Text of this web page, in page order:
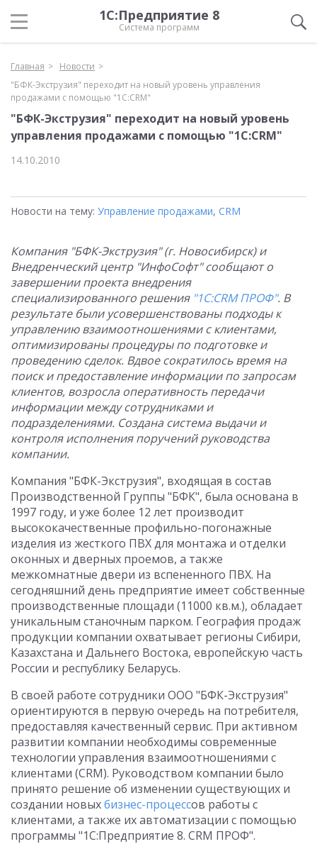
1С:Предприятие 8
Система программ
Главная
Новости
"БФК-Экструзия" переходит на новый уровень управления
продажами с помощью "1С:CRM"
"БФК-Экструзия" переходит на новый уровень
управления продажами с помощью "1С:CRM"
14.10.2010
Новости на тему: Управление продажами, CRM
Компания "БФК-Экструзия" (г. Новосибирск) и
Внедренческий центр "ИнфоСофт" сообщают о
завершении проекта внедрения
специализированного решения "1С:CRM ПРОФ". В
результате были усовершенствованы подходы к
управлению взаимоотношениями с клиентами,
оптимизированы процедуры по подготовке и
проведению сделок. Вдвое сократилось время на
поиск и предоставление информации по запросам
клиентов, возросла оперативность передачи
информации между сотрудниками и
подразделениями. Создана система выдачи и
контроля исполнения поручений руководства
компании.
Компания "БФК-Экструзия", входящая в состав
Производственной Группы "БФК", была основана в
1997 году, и уже более 12 лет производит
высококачественные профильно-погонажные
изделия из жесткого ПВХ для монтажа и отделки
оконных и дверных проемов, а также
межкомнатные двери из вспененного ПВХ. На
сегодняшний день предприятие имеет собственные
производственные площади (11000 кв.м.), обладает
уникальным станочным парком. География продаж
продукции компании охватывает регионы Сибири,
Казахстана и Дальнего Востока, европейскую часть
России и республику Беларусь.
В своей работе сотрудники ООО "БФК-Экструзия"
ориентируются в первую очередь на потребителя,
предоставляя качественный сервис. При активном
развитии компании необходимы современные
технологии управления взаимоотношениями с
клиентами (CRM). Руководством компании было
принято решение об изменении существующих и
создании новыхбизнес-процессов работы с
клиентами, а также их автоматизации с помощью
программы "1С:Предприятие 8. CRM ПРОФ".